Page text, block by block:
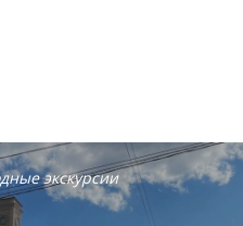
экскурсии